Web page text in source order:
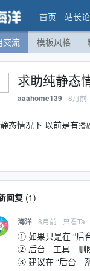
首页 站长
交流 模板风格
求助纯静态
aaahome139 8月前
态情况下 以前是有播
回复(1)
海洋 8月前 只看Ta
① 如果只是在 “后
② 后台 - 工具 - 删
③ 建议在 “后台 -